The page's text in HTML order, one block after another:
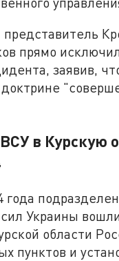
прямо
заявив,
в Курскую
года
Украины
области
пунктов и